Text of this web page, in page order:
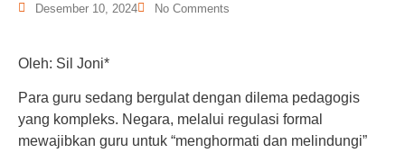
Desember 10, 2024 No Comments
Oleh: Sil Joni*
Para guru sedang bergulat dengan dilema pedagogis
yang kompleks. Negara, melalui regulasi formal
mewajibkan guru untuk “menghormati dan melindungi”